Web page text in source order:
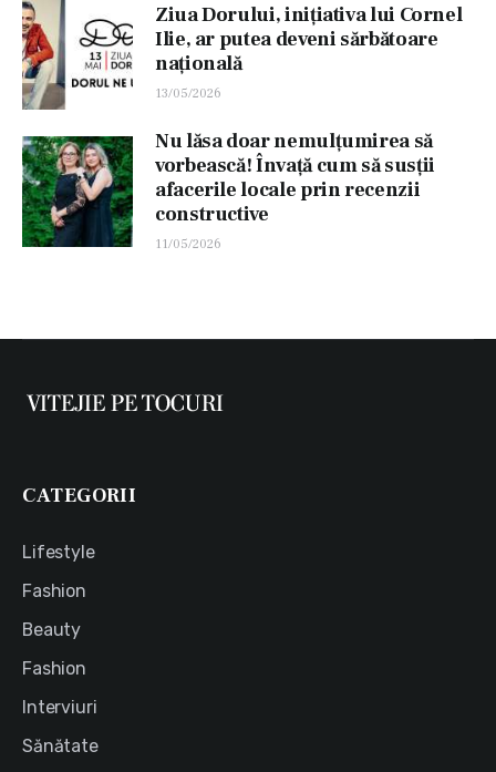
Ziua Dorului, inițiativa lui Cornel
Ilie, ar putea deveni sărbătoare
națională
13/05/2026
Nu lăsa doar nemulțumirea să
vorbească! Învață cum să susții
afacerile locale prin recenzii
constructive
11/05/2026
CATEGORII
Lifestyle
Fashion
Beauty
Fashion
Interviuri
Sănătate